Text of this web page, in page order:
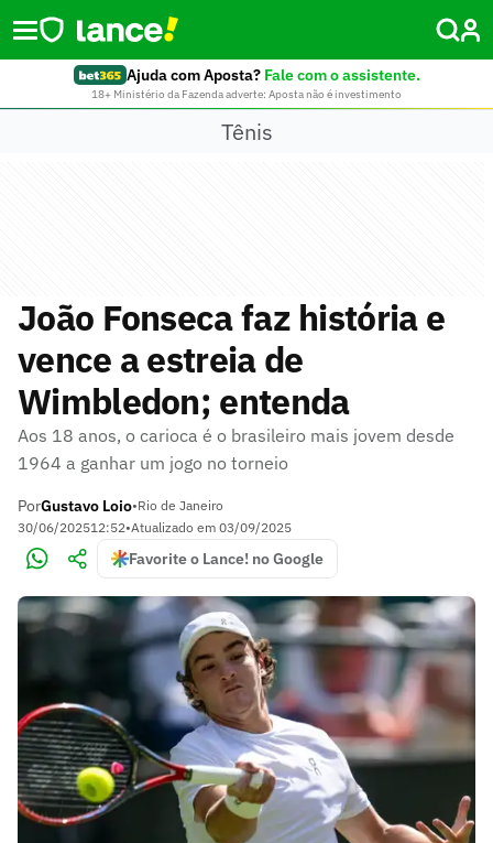
Ajuda com Aposta? Fale com o assistente.
18+ Ministério da Fazenda adverte: Aposta não é investimento
Tênis
João Fonseca faz história e
vence a estreia de
Wimbledon; entenda
Aos 18 anos, o carioca é o brasileiro mais jovem desde
1964 a ganhar um jogo no torneio
PorGustavo Loio•Rio de Janeiro
30/06/202512:52•Atualizado em 03/09/2025
Favorite o Lance! no Google